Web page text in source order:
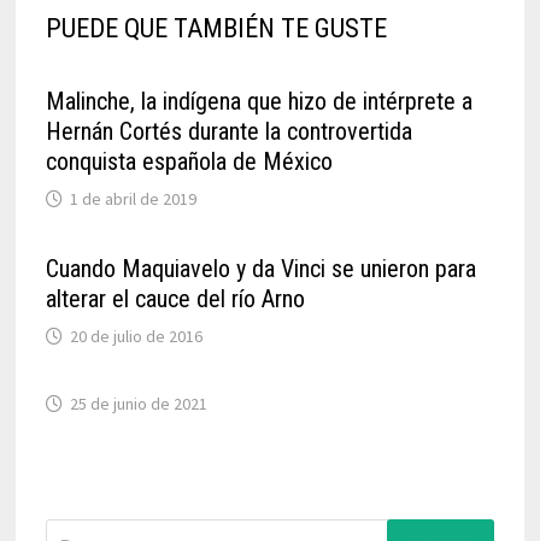
PUEDE QUE TAMBIÉN TE GUSTE
Malinche, la indígena que hizo de intérprete a
Hernán Cortés durante la controvertida
conquista española de México
1 de abril de 2019
Cuando Maquiavelo y da Vinci se unieron para
alterar el cauce del río Arno
20 de julio de 2016
25 de junio de 2021
Buscar: